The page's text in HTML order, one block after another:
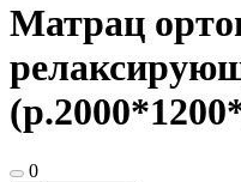
Матрац
0